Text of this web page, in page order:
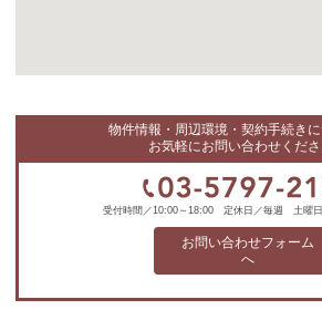
物件情報・周辺環境・契約手続き
お気軽にお問い合わせくださ
受付時間／10:00～18:00 定休日／毎週 土曜日
お問い合わせフォーム
へ